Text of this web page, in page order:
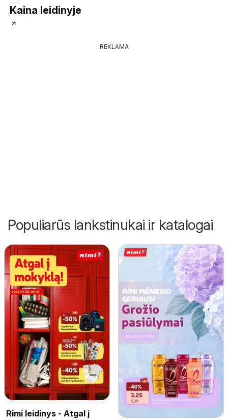
Kaina leidinyje
REKLAMA
Populiarūs lankstinukai ir katalogai
Rimi leidinys - Atgal į